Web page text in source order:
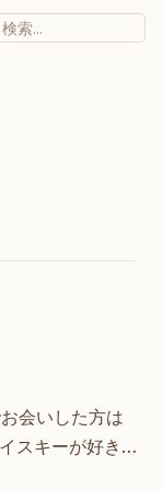
会いした方は
スキーが好き